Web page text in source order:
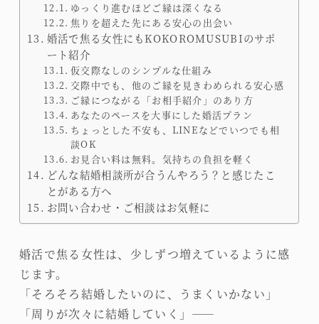
ゆっくり進むほどご縁は深くなる
焦りを超えた先にある安心の出会い
婚活で焦る女性にもKOKOROMUSUBIのサポ
ート紹介
仮交際なしのシンプルな仕組み
交際中でも、他のご縁を見きわめられる安心感
ご縁につながる「お相手紹介」のあり方
あなたのペースを大事にした婚活プラン
ちょっとした不安も、LINEなどでいつでも相
談OK
お見合い料は無料。気持ちの負担を軽く
どんな結婚相談所が合うんやろう？と感じたこ
とがある方へ
お問い合わせ・ご相談はお気軽に
婚活で焦る女性は、少しずつ増えているように感
じます。
「そろそろ結婚したいのに、うまくいかない」
「周りが次々に結婚していく」――